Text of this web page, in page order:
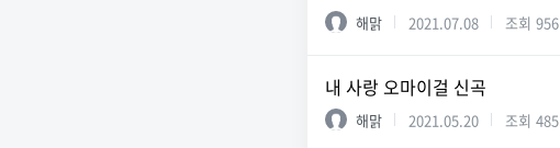
해맑 2021.07.08 조회 956
내 사랑 오마이걸 신곡
해맑 2021.05.20 조회 485